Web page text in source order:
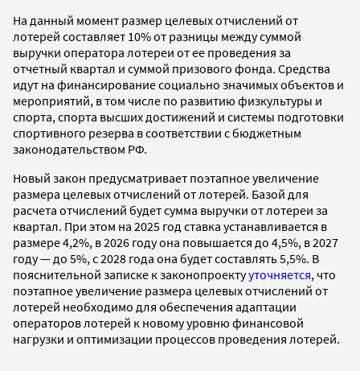
На данный момент размер целевых отчислений от
лотерей составляет 10% от разницы между суммой
выручки оператора лотереи от ее проведения за
отчетный квартал и суммой призового фонда. Средства
идут на финансирование социально значимых объектов и
мероприятий, в том числе по развитию физкультуры и
спорта, спорта высших достижений и системы подготовки
спортивного резерва в соответствии с бюджетным
законодательством РФ.
Новый закон предусматривает поэтапное увеличение
размера целевых отчислений от лотерей. Базой для
расчета отчислений будет сумма выручки от лотереи за
квартал. При этом на 2025 год ставка устанавливается в
размере 4,2%, в 2026 году она повышается до 4,5%, в 2027
году — до 5%, с 2028 года она будет составлять 5,5%. В
пояснительной записке к законопроектууточняется, что
поэтапное увеличение размера целевых отчислений от
лотерей необходимо для обеспечения адаптации
операторов лотерей к новому уровню финансовой
нагрузки и оптимизации процессов проведения лотерей.